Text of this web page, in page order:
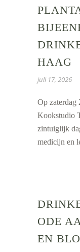
HAAG
juli 17, 2026
Op zaterdag
Kookstudio
zintuiglijk
medicijn en
ODE
EN